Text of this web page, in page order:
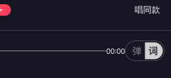
唱同款
00:00